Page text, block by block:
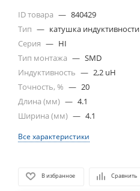
ID товара — 840429
Тип — катушка индуктивности
Серия — HI
Тип монтажа — SMD
Индуктивность — 2,2 uH
Точность, % — 20
Длина (мм) — 4.1
Ширина (мм) — 4.1
Все характеристики
В избранное Сравнить